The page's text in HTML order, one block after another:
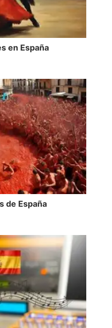
en España
de España